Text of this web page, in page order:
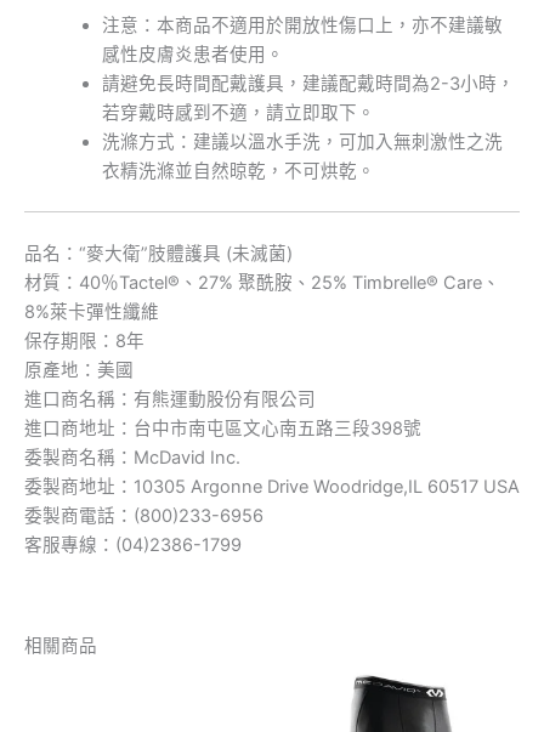
注意：本商品不適用於開放性傷口上，亦不建議敏
感性皮膚炎患者使用。
請避免長時間配戴護具，建議配戴時間為2-3小時，
若穿戴時感到不適，請立即取下。
洗滌方式：建議以溫水手洗，可加入無刺激性之洗
衣精洗滌並自然晾乾，不可烘乾。
品名：“麥大衛”肢體護具 (未滅菌)
材質：40％Tactel®、27% 聚酰胺、25% Timbrelle® Care、
8%萊卡彈性纖維
保存期限：8年
原產地：美國
進口商名稱：有熊運動股份有限公司
進口商地址：台中市南屯區文心南五路三段398號
委製商名稱：McDavid Inc.
委製商地址：10305 Argonne Drive Woodridge,IL 60517 USA
委製商電話：(800)233-6956
客服專線：(04)2386-1799
相關商品